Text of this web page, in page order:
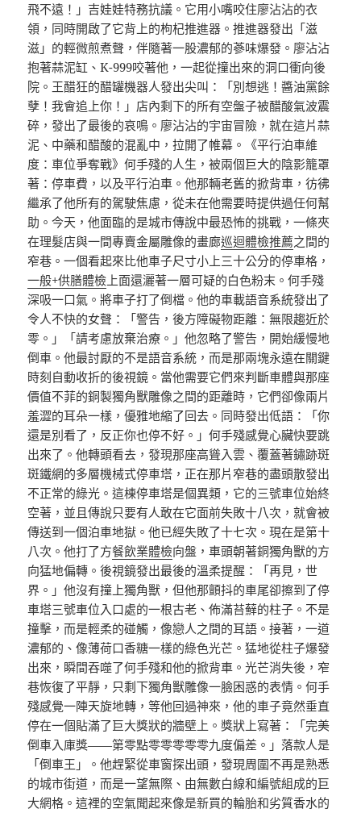
飛不遠！」吉娃娃特務抗議。它用小嘴咬住廖沾沾的衣
領，同時開啟了它背上的枸杞推進器。推進器發出「滋
滋」的輕微煎煮聲，伴隨著一股濃郁的蔘味爆發。廖沾沾
抱著蒜泥缸、K-999咬著他，一起從撞出來的洞口衝向後
院。王醋狂的醋罐機器人發出尖叫：「別想逃！醬油黨餘
孽！我會追上你！」店內剩下的所有空盤子被醋酸氣波震
碎，發出了最後的哀鳴。廖沾沾的宇宙冒險，就在這片蒜
泥、中藥和醋酸的混亂中，拉開了帷幕。《平行泊車維
度：車位爭奪戰》何手殘的人生，被兩個巨大的陰影籠罩
著：停車費，以及平行泊車。他那輛老舊的掀背車，彷彿
繼承了他所有的駕駛焦慮，從未在他需要時提供過任何幫
助。今天，他面臨的是城市傳說中最恐怖的挑戰，一條夾
在理髮店與一間專賣金屬雕像的畫廊巡迴體檢推薦之間的
窄巷。一個看起來比他車子尺寸小上三十公分的停車格，
一般+供膳體檢 上面還灑著一層可疑的白色粉末。何手殘
深吸一口氣。將車子打了倒檔。他的車載語音系統發出了
令人不快的女聲：「警告，後方障礙物距離：無限趨近於
零。」「請考慮放棄治療。」他忽略了警告，開始緩慢地
倒車。他最討厭的不是語音系統，而是那兩塊永遠在關鍵
時刻自動收折的後視鏡。當他需要它們來判斷車體與那座
價值不菲的銅製獨角獸雕像之間的距離時，它們卻像兩片
羞澀的耳朵一樣，優雅地縮了回去。同時發出低語：「你
還是別看了，反正你也停不好。」何手殘感覺心臟快要跳
出來了。他轉頭看去，發現那座高聳入雲、覆蓋著鏽跡斑
斑鐵網的多層機械式停車塔，正在那片窄巷的盡頭散發出
不正常的綠光。這棟停車塔是個異類，它的三號車位始終
空著，並且傳說只要有人敢在它面前失敗十八次，就會被
傳送到一個泊車地獄。他已經失敗了十七次。現在是第十
八次。他打了方餐飲業體檢向盤，車頭朝著銅獨角獸的方
向猛地偏轉。後視鏡發出最後的溫柔提醒：「再見，世
界。」他沒有撞上獨角獸，但他那顫抖的車尾卻擦到了停
車塔三號車位入口處的一根古老、佈滿苔蘚的柱子。不是
撞擊，而是輕柔的碰觸，像戀人之間的耳語。接著，一道
濃郁的、像薄荷口香糖一樣的綠色光芒。猛地從柱子爆發
出來，瞬間吞噬了何手殘和他的掀背車。光芒消失後，窄
巷恢復了平靜，只剩下獨角獸雕像一臉困惑的表情。何手
殘感覺一陣天旋地轉，等他回過神來，他的車子竟然垂直
停在一個貼滿了巨大獎狀的牆壁上。獎狀上寫著：「完美
倒車入庫獎——第零點零零零零零九度偏差。」落款人是
「倒車王」。他趕緊從車窗探出頭，發現周圍不再是熟悉
的城市街道，而是一望無際、由無數白線和編號組成的巨
大網格。這裡的空氣聞起來像是新買的輪胎和劣質香水的